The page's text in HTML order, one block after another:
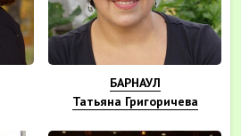
БАРНАУЛ
Татьяна Григоричева